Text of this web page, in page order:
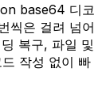
base64 디코
씩은 걸려 넘어
복구, 파일 및
드 작성 없이 빠